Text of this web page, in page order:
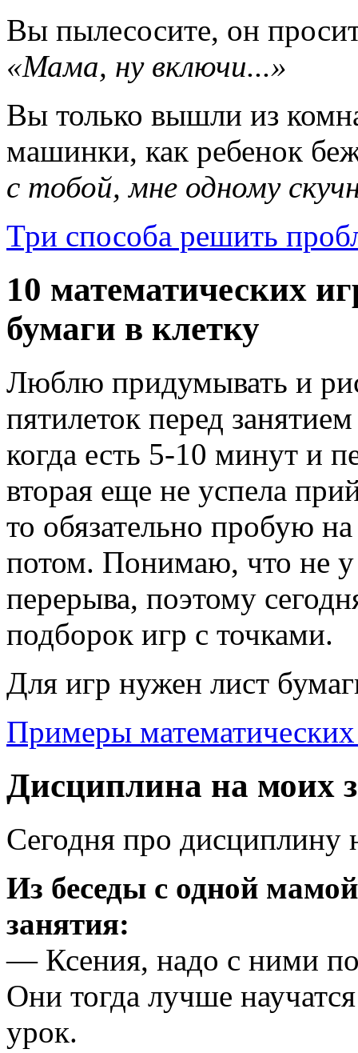
Вы пылесосите, он
«Мама, ну включи...»
Вы только вышли из
машинки, как ребенок
с тобой, мне одному
Три способа решить
10 математических
бумаги в клетку
Люблю придумывать и
пятилеток перед
когда есть 5-10 минут и
вторая еще не успела
то обязательно пробую
потом. Понимаю, что не у
перерыва, поэтому
подборок игр с точками.
Для игр нужен лист
Примеры математических
Дисциплина на моих
Сегодня про дисциплину
Из беседы с одной
занятия:
— Ксения, надо с ними
Они тогда лучше
урок.